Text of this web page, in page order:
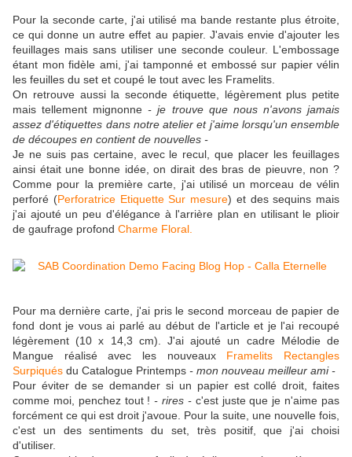
Pour la seconde carte, j'ai utilisé ma bande restante plus étroite,
ce qui donne un autre effet au papier. J'avais envie d'ajouter les
feuillages mais sans utiliser une seconde couleur. L'embossage
étant mon fidèle ami, j'ai tamponné et embossé sur papier vélin
les feuilles du set et coupé le tout avec les Framelits.
On retrouve aussi la seconde étiquette, légèrement plus petite
mais tellement mignonne- je trouve que nous n'avons jamais
assez d'étiquettes dans notre atelier et j'aime lorsqu'un ensemble
de découpes en contient de nouvelles -
Je ne suis pas certaine, avec le recul, que placer les feuillages
ainsi était une bonne idée, on dirait des bras de pieuvre, non ?
Comme pour la première carte, j'ai utilisé un morceau de vélin
perforé (Perforatrice Etiquette Sur mesure) et des sequins mais
j'ai ajouté un peu d'élégance à l'arrière plan en utilisant le plioir
de gaufrage profond Charme Floral.
Pour ma dernière carte, j'ai pris le second morceau de papier de
fond dont je vous ai parlé au début de l'article et je l'ai recoupé
légèrement (10 x 14,3 cm). J'ai ajouté un cadre Mélodie de
Mangue réalisé avec les nouveaux Framelits Rectangles
Surpiqués du Catalogue Printemps - mon nouveau meilleur ami -
Pour éviter de se demander si un papier est collé droit, faites
comme moi, penchez tout !- rires -c'est juste que je n'aime pas
forcément ce qui est droit j'avoue. Pour la suite, une nouvelle fois,
c'est un des sentiments du set, très positif, que j'ai choisi
d'utiliser.